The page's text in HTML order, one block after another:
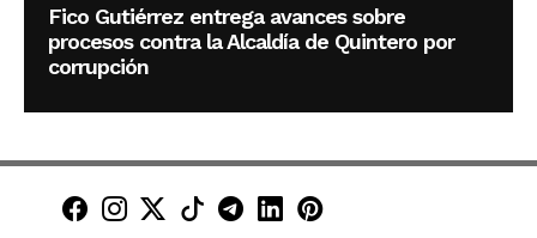
Fico Gutiérrez entrega avances sobre
procesos contra la Alcaldía de Quintero por
corrupción
Minuto30 en Facebook
Minuto30 en Instagram
Minuto30 en X (Twitter)
Minuto30 en TikTok
Canal de Minuto30 en
Minuto30 en LinkedIn
Minuto30 en